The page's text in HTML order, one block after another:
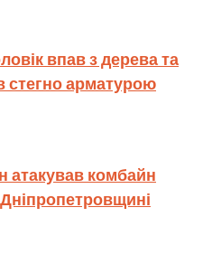
впав з дерева та
стегно арматурою
атакував комбайн